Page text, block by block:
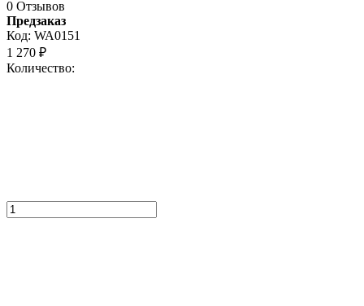
0 Отзывов
Предзаказ
Код: WA0151
1 270 ₽
Количество: